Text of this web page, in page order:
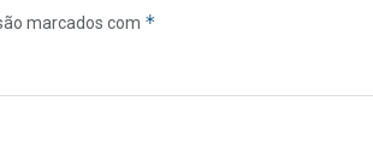
marcados com *